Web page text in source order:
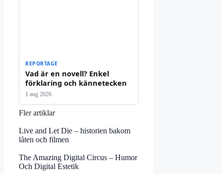
REPORTAGE
Vad är en novell? Enkel
förklaring och kännetecken
1 aug 2026
Fler artiklar
Live and Let Die – historien bakom
låten och filmen
The Amazing Digital Circus – Humor
Och Digital Estetik